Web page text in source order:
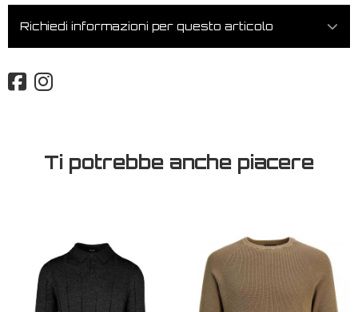
Richiedi informazioni per questo articolo
Ti potrebbe anche piacere